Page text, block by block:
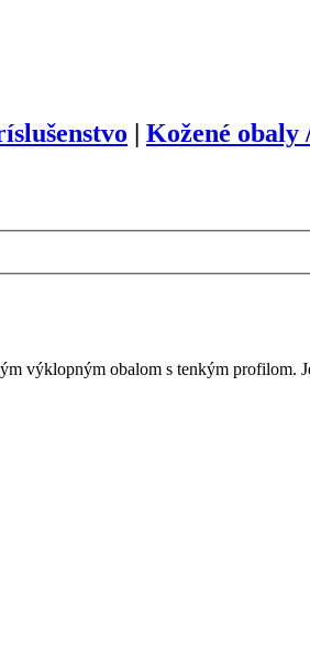
Kožené obaly
výklopným obalom s tenkým profilom.